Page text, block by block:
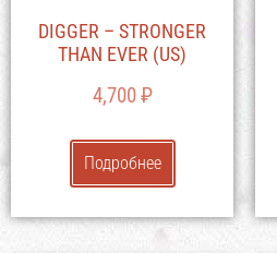
DIGGER – STRONGER
THAN EVER (US)
4,700₽
Подробнее